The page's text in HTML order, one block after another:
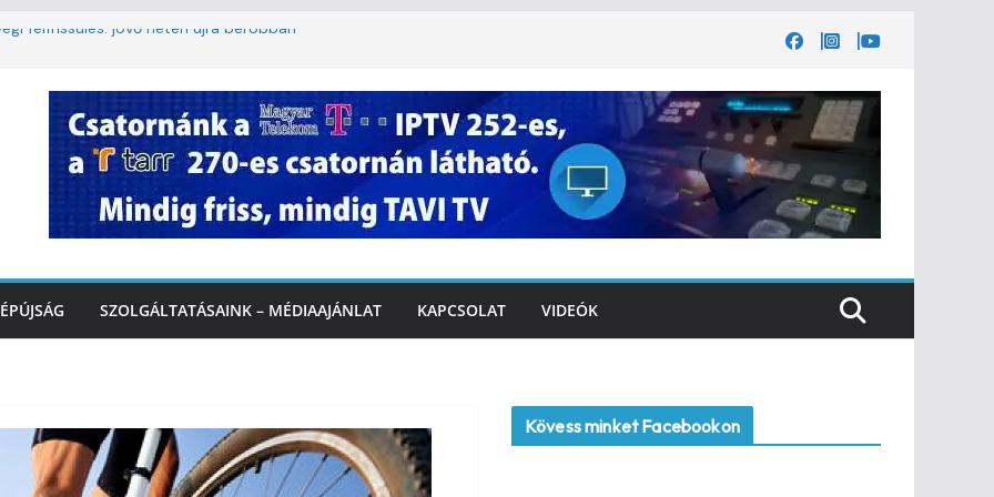
felfrissülés: jövő héten újra berobban
3. kerület TVE csapatát fogadta a
a tűzoltók dolgát Marcalinál
közlekedésért, elektromos
SZOLGÁLTATÁSAINK – MÉDIAAJÁNLAT KAPCSOLAT VIDEÓK
Kövess minket Facebookon